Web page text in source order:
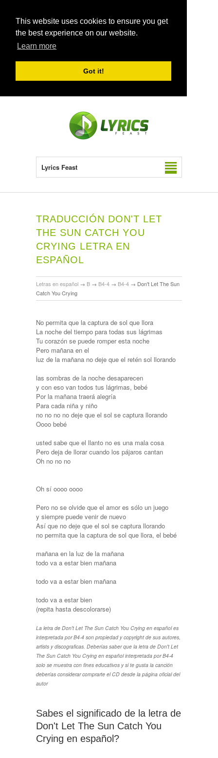
This website uses cookies to ensure you get
the best experience on our website.
Learn more
Got it!
Lyrics Feast
TRADUCCIÓN DON'T LET
THE SUN CATCH YOU
CRYING LETRA EN
ESPAÑOL
Letras en español → B → B4-4 → B4-4 → Don't Let The Sun
Catch You Crying
No permita que la captura de sol que llora
La noche del tiempo para todas sus lágrimas
Tu corazón se puede romper esta noche
Pero mañana en el
luz de la mañana no deje que el retén sol llorando
las sombras de la noche desaparecen
y con eso van todos tus lágrimas, bebé
Por la mañana traerá alegría
Para cada niña y niño
no no no no deje que el sol se captura llorando
Oooo bebé
usted sabe que el llanto no es una mala cosa
Pero deja de llorar cuando los pájaros cantan
Oh no no no
Oh sí oooo oooo
Pero no se olvide que el amor es sólo un juego
y siempre puede venir de nuevo
Así que no deje que el sol se captura llorando
no permita que la captura de sol que llora, el bebé
mañana en la luz de la mañana
todo va a estar bien mañana
​​todo va a estar bien mañana
​​todo va a estar bien
(repita hasta descolorarse)
La letra de Don't Let The Sun Catch You Crying en español es
interpretada por B4-4 son propiedad y copyright de sus autores,
artists y discograficas. Deberías saber que la letra de Don't Let
The Sun Catch You Crying en español interpretada por B4-4
solo se muestra con fines educativos y si te gusta la canción
deberías considerar comprarte el CD desde la página oficial del
autor
Sabes el significado de la letra de
Don't Let The Sun Catch You
Crying en español?